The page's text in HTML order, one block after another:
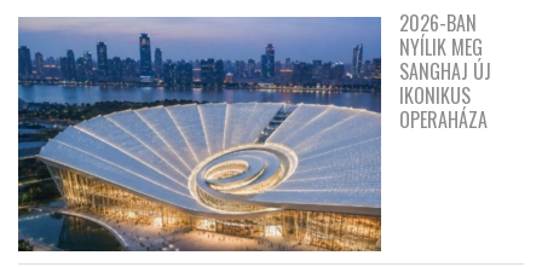
2026-BAN
NYÍLIK MEG
SANGHAJ ÚJ
IKONIKUS
OPERAHÁZA